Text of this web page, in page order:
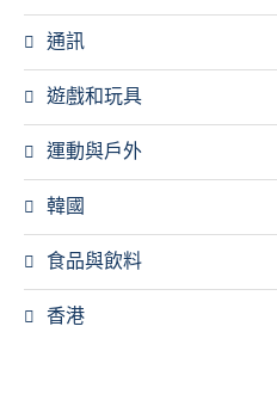
通訊
遊戲和玩具
運動與戶外
韓國
食品與飲料
香港